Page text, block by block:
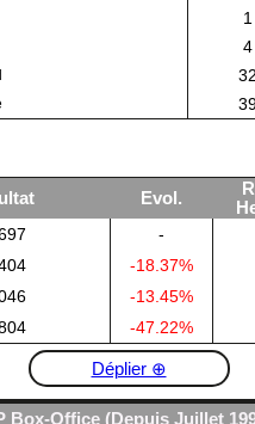
Evol.
-
-18.37%
-13.45%
-47.22%
Déplier ⊕
Box-Office (Depuis Juillet